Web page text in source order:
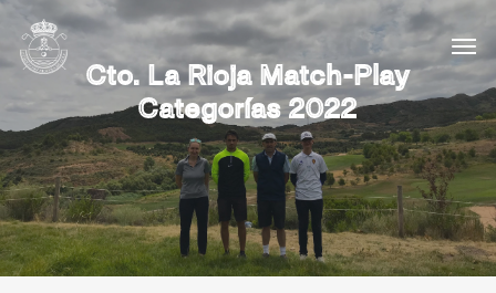
Cto. La Rioja Match-Play
Categorías 2022